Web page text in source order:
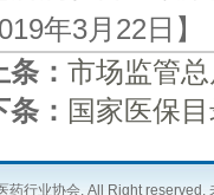
年3月22日
条：市场监管
条： 国家医保
行业协会. All Right